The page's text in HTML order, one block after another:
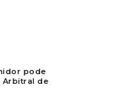
pode
Arbitral de